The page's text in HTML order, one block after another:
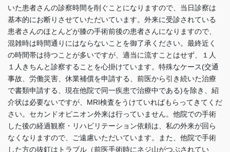
いた患者さんの診察時間を削ぐことになりますので、当日診察は
基本的にお断りさせていただいています。外来に受診されている
患者さんのほとんどが膝の手術前後の患者さんになりますので、
混雑時は時間通りにはならないことを御了承ください。最終近く
の時間帯は待つことが多いですが、適当に流すことはせず、１人
１人きちんと診察することを心掛けています。特殊なケース(交通
事故、労働災害、休業補償を申請する、前医から引き続いた治療
で書類申請する、現在他院で同一疾患で治療中である)を除き、紹
介状は必要ないですが、MRI検査をうけていればもらってきてくだ
さい。セカンドオピニオン外来は行っていません。他院での手術
した後の経過観察・リハビリテーション依頼は、私の外来が回ら
なくなりますので、ご遠慮いただいています。また、他院で手術
した方の抜釘はトラブル（前医手術時にネジ山がつぶされてい